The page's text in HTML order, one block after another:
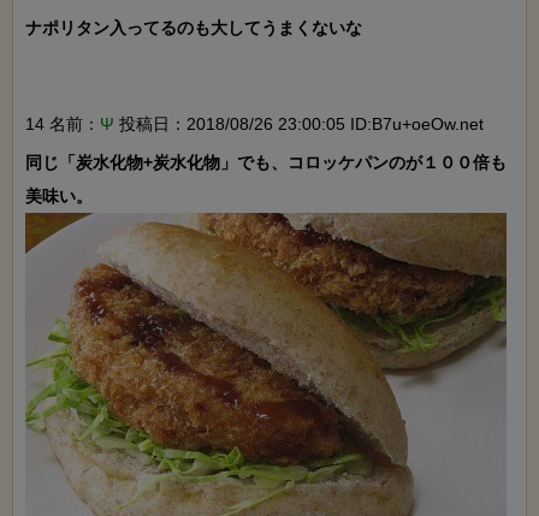
ナポリタン入ってるのも大してうまくないな
14 名前： Ψ 投稿日：2018/08/26 23:00:05 ID:B7u+oeOw.net
同じ「炭水化物+炭水化物」でも、コロッケパンのが１００倍も